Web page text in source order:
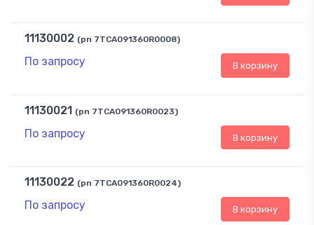
11130002 (pn 7TCA091360R0008)
По запросу В корзину
11130021 (pn 7TCA091360R0023)
По запросу В корзину
11130022 (pn 7TCA091360R0024)
По запросу В корзину